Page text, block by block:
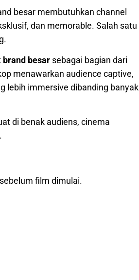
besar membutuhkan channel
dan memorable. Salah satu
brand besar sebagai bagian dari
menawarkan audience captive,
lebih immersive dibanding banyak
di benak audiens, cinema
film dimulai.